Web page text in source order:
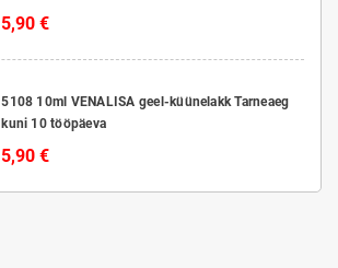
5,90 €
5108 10ml VENALISA geel-küünelakk Tarneaeg
kuni 10 tööpäeva
5,90 €